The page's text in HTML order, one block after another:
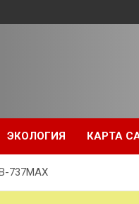
ЭКОЛОГИЯ КАРТА
737MAX